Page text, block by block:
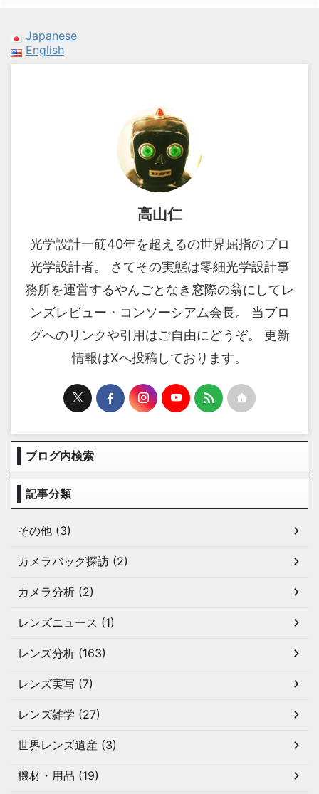
Japanese
English
高山仁
光学設計一筋40年を超えるの世界屈指のプロ
光学設計者。 さてその実態は零細光学設計事
務所を運営するやんごとなき窓際の翁にしてレ
ンズレビュー・コンソーシアム会長。 当ブロ
グへのリンクや引用はご自由にどうぞ。 更新
情報はXへ投稿しております。
ブログ内検索
記事分類
その他 (3)
カメラバッグ探訪 (2)
カメラ分析 (2)
レンズニュース (1)
レンズ分析 (163)
レンズ実写 (7)
レンズ雑学 (27)
世界レンズ遺産 (3)
機材・用品 (19)